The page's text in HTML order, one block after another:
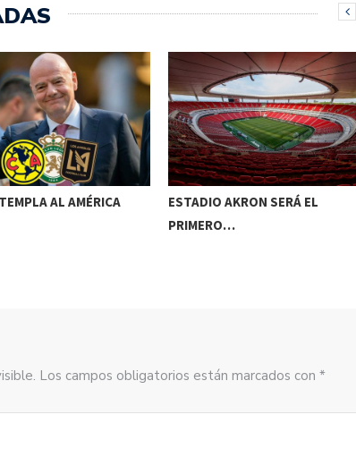
AL AMÉRICA
ESTADIO AKRON SERÁ EL
PRIMERO…
Los campos obligatorios están marcados con *